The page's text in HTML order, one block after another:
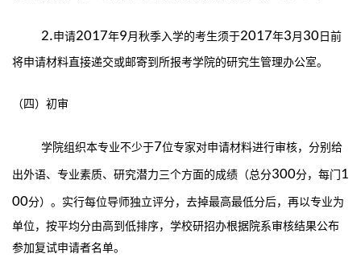
2.申请2017年9月秋季入学的考生须于2017年3月 30 日前
将申请材料直接递交或邮寄到所报考学院的研究生管理办公室。
（四）初审
学院组织本专业不少于7位专家对申请材料进行审核，分别给
出外语、专业素质、研究潜力三个方面的成绩（总分300分，每门 1
00分）。实行每位导师独立评分，去掉最高最低分后，再以专业为
单位，按平均分由高到低排序，学校研招办根据院系审核结果公布
参加复试申请者名单。